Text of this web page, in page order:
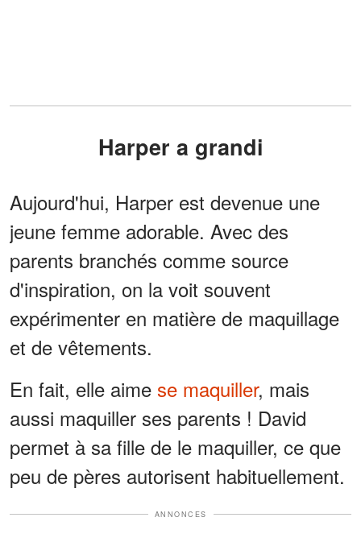
Harper a grandi
Aujourd'hui, Harper est devenue une
jeune femme adorable. Avec des
parents branchés comme source
d'inspiration, on la voit souvent
expérimenter en matière de maquillage
et de vêtements.
En fait, elle aime se maquiller, mais
aussi maquiller ses parents ! David
permet à sa fille de le maquiller, ce que
peu de pères autorisent habituellement.
ANNONCES